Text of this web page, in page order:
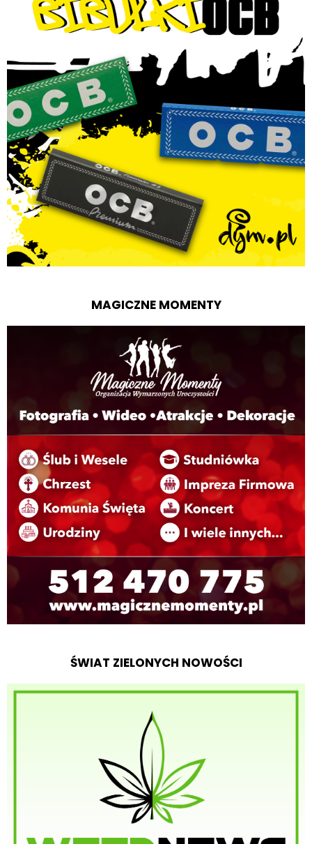
MAGICZNE MOMENTY
ŚWIAT ZIELONYCH NOWOŚCI